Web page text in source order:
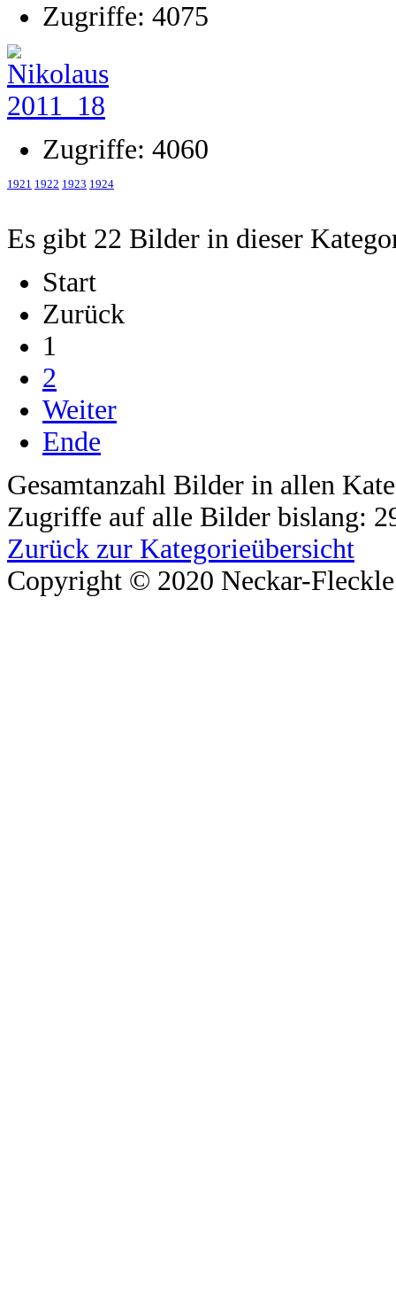
Zugriffe: 4075
Zugriffe: 4060
1921 1922 1923 1924
Es gibt 22 Bilder in dieser
Start
Zurück
1
2
Weiter
Ende
Gesamtanzahl Bilder in allen
Zugriffe auf alle Bilder bislang:
Zurück zur Kategorieübersicht
Copyright © 2020 Neckar-